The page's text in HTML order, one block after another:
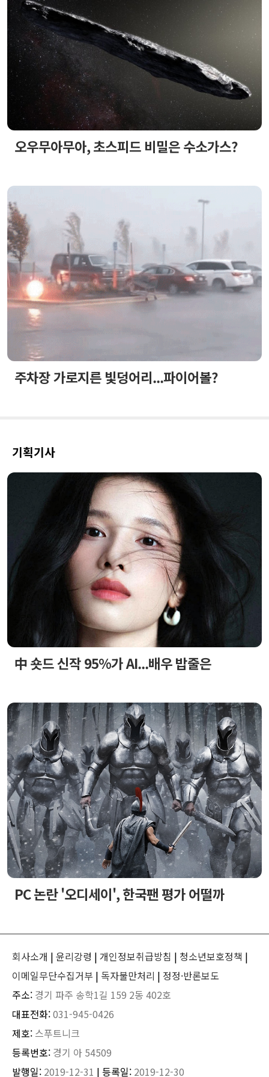
오우무아무아, 초스피드 비밀은 수소가스?
주차장 가로지른 빛덩어리...파이어볼?
기획기사
中 숏드 신작 95%가 AI...배우 밥줄은
PC 논란 '오디세이', 한국팬 평가 어떨까
회사소개 | 윤리강령 | 개인정보취급방침 | 청소년보호정책 |
이메일무단수집거부 | 독자불만처리 | 정정·반론보도
주소: 경기 파주 송학1길 159 2동 402호
대표전화:031-945-0426
제호: 스푸트니크
등록번호: 경기 아 54509
발행일: 2019-12-31 | 등록일: 2019-12-30